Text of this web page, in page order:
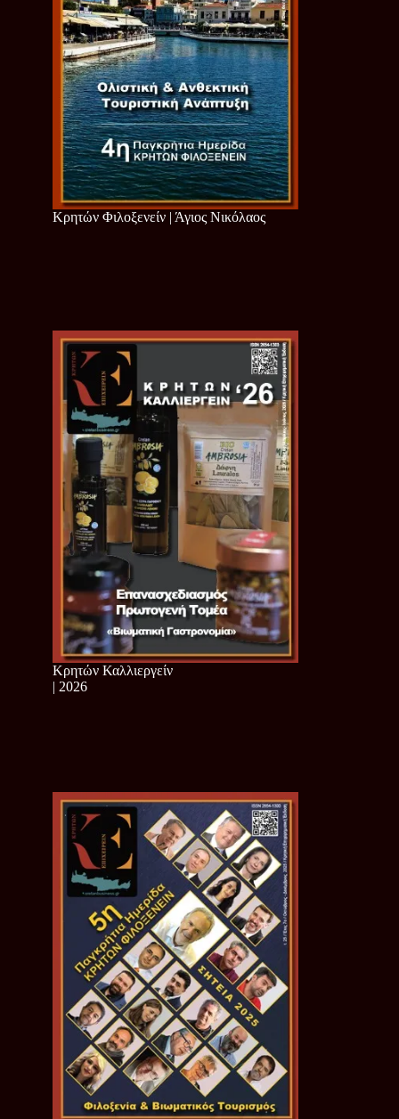
Κρητών Φιλοξενείν | Άγιος Νικόλαος
Κρητών Καλλιεργείν
| 2026